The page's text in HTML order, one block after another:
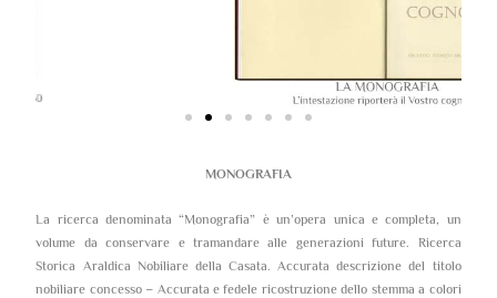
MONOGRAFIA
La ricerca denominata “Monografia” è un’opera unica e completa, un
volume da conservare e tramandare alle generazioni future. Ricerca
Storica Araldica Nobiliare della Casata. Accurata descrizione del titolo
nobiliare concesso – Accurata e fedele ricostruzione dello stemma a colori